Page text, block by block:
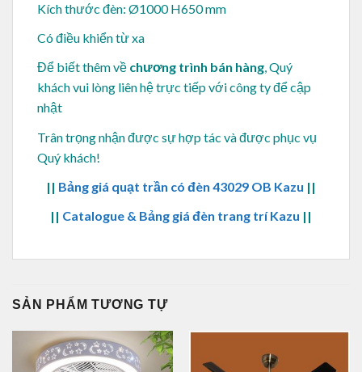
Kích thước đèn: Ø1000 H650 mm
Có điều khiển từ xa
Để biết thêm về chương trình bán hàng, Quý
khách vui lòng liên hệ trực tiếp với công ty để cập
nhật
Trân trọng nhận được sự hợp tác và được phục vụ
Quý khách!
|| Bảng giá quạt trần có đèn 43029 OB Kazu ||
|| Catalogue & Bảng giá đèn trang trí Kazu ||
SẢN PHẨM TƯƠNG TỰ